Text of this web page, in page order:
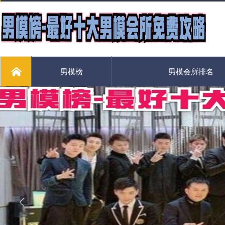
男模榜 男模会所排名